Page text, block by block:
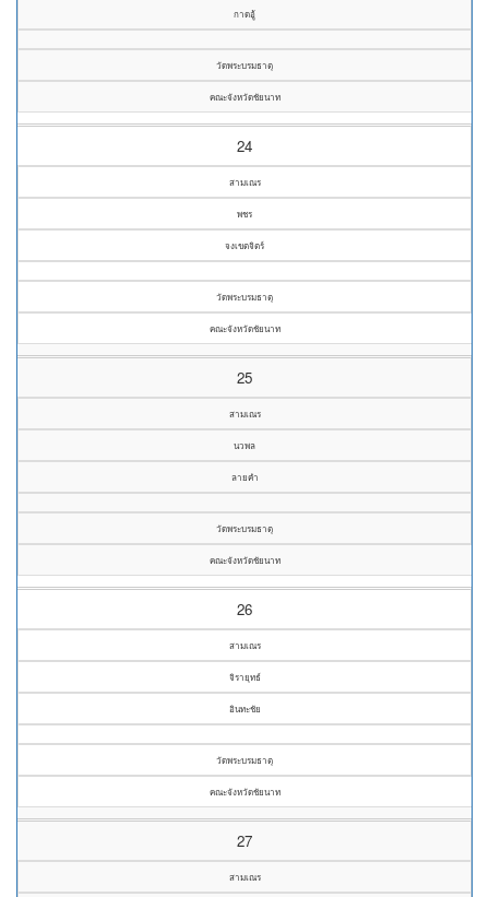
กาดอู้
วัดพระบรมธาตุ
คณะจังหวัดชัยนาท
24
สามเณร
พชร
จงเขตจิตร์
วัดพระบรมธาตุ
คณะจังหวัดชัยนาท
25
สามเณร
นวพล
ลายคำ
วัดพระบรมธาตุ
คณะจังหวัดชัยนาท
26
สามเณร
จิรายุทธ์
อินทะชัย
วัดพระบรมธาตุ
คณะจังหวัดชัยนาท
27
สามเณร